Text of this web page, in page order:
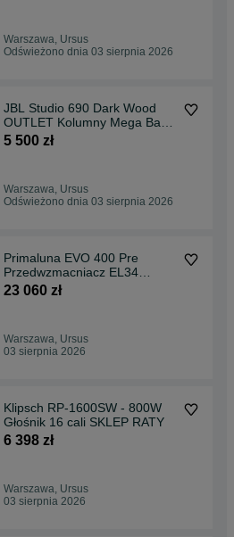
Warszawa, Ursus
Odświeżono dnia 03 sierpnia 2026
JBL Studio 690 Dark Wood
OUTLET Kolumny Mega Bass
SKLEP
5 500 zł
Warszawa, Ursus
Odświeżono dnia 03 sierpnia 2026
Primaluna EVO 400 Pre
Przedwzmacniacz EL34
SKLEP RATY 30x0%
23 060 zł
Warszawa, Ursus
03 sierpnia 2026
Klipsch RP-1600SW - 800W
Głośnik 16 cali SKLEP RATY
6 398 zł
Warszawa, Ursus
03 sierpnia 2026